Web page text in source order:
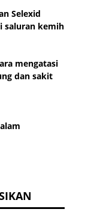
Selexid
saluran kemih
mengatasi
dan sakit